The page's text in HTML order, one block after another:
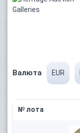
Валюта EUR
№ лота